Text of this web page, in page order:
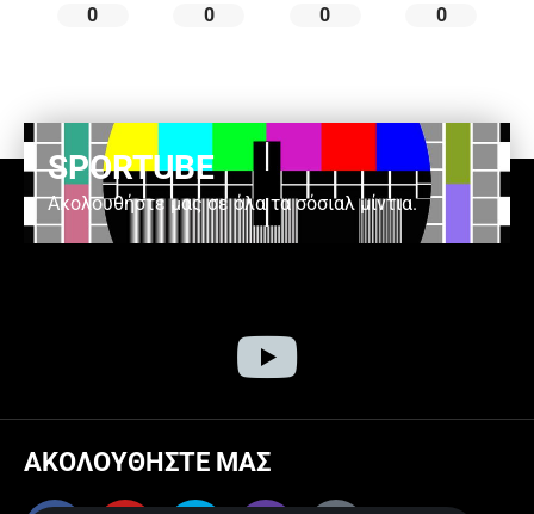
0
0
0
0
SPORTUBE
Ακολουθήστε μας σε όλα τα σόσιαλ μίντια.
ΑΚΟΛΟΥΘΗΣΤΕ ΜΑΣ